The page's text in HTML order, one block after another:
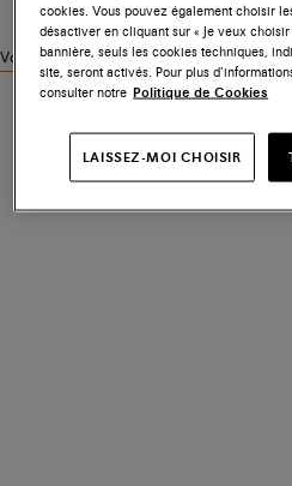
Voir des produits similaires
cookies. Vous pouvez également choisir
désactiver en cliquant sur « Je veux
bannière, seuls les cookies techniques,
site, seront activés. Pour plus
consulter notre Politique de Cookies
LAISSEZ-MOI CHOISIR